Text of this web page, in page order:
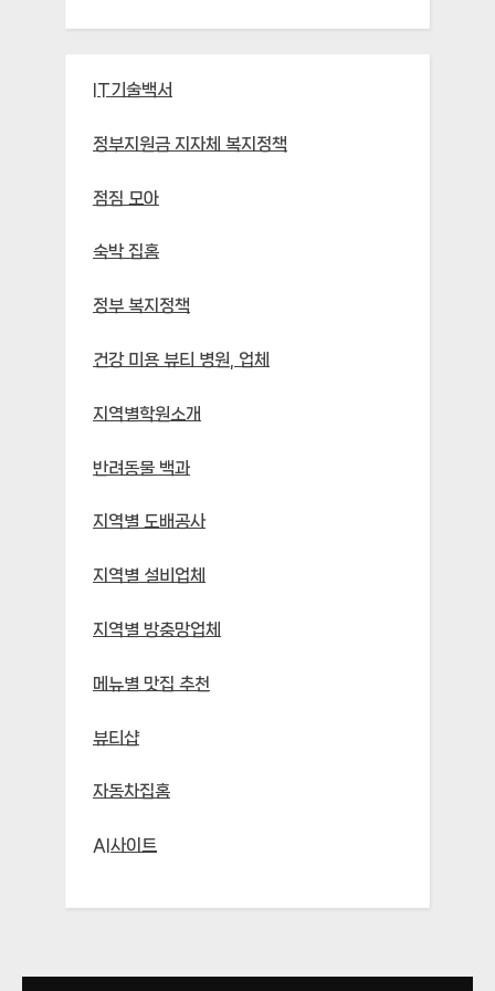
IT기술백서
정부지원금 지자체 복지정책
점짐 모아
숙박 집홈
정부 복지정책
건강 미용 뷰티 병원, 업체
지역별학원소개
반려동물 백과
지역별 도배공사
지역별 설비업체
지역별 방충망업체
메뉴별 맛집 추천
뷰티샵
자동차집홈
AI사이트